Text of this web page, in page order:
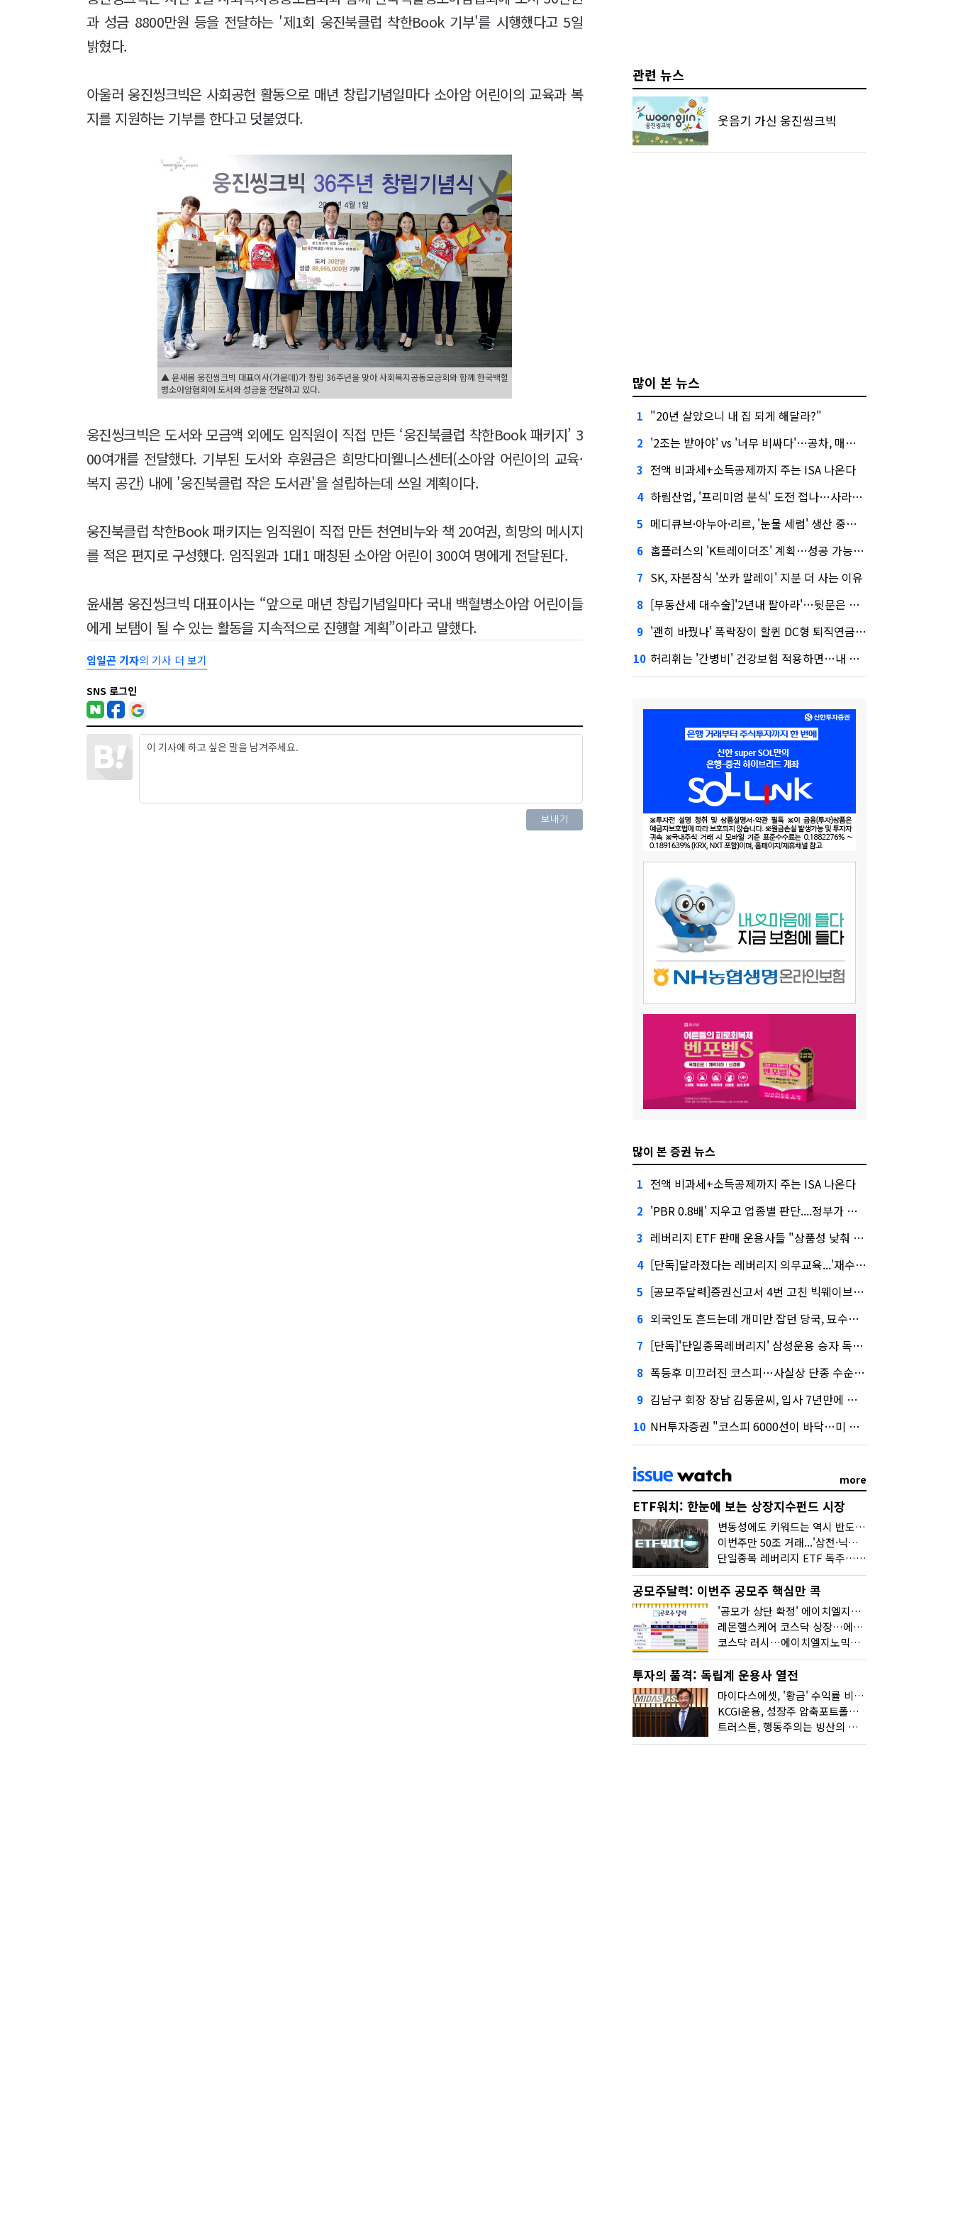
과 성금 8800만원 등을 전달하는 '제1회 웅진북클럽 착한Book 기부'를 시행했다고 5일
밝혔다.
아울러 웅진씽크빅은 사회공헌 활동으로 매년 창립기념일마다 소아암 어린이의 교육과 복
지를 지원하는 기부를 한다고 덧붙였다.
▲ 윤새봄 웅진씽크빅 대표이사(가운데)가 창립 36주년을 맞아 사회복지공동모금회와 함께 한국백혈
병소아암협회에 도서와 성금을 전달하고 있다.
웅진씽크빅은 도서와 모금액 외에도 임직원이 직접 만든 ‘웅진북클럽 착한Book 패키지’ 3
00여개를 전달했다. 기부된 도서와 후원금은 희망다미웰니스센터(소아암 어린이의 교육·
복지 공간) 내에 '웅진북클럽 작은 도서관'을 설립하는데 쓰일 계획이다.
웅진북클럽 착한Book 패키지는 임직원이 직접 만든 천연비누와 책 20여권, 희망의 메시지
를 적은 편지로 구성했다. 임직원과 1대1 매칭된 소아암 어린이 300여 명에게 전달된다.
윤새봄 웅진씽크빅 대표이사는 “앞으로 매년 창립기념일마다 국내 백혈병소아암 어린이들
에게 보탬이 될 수 있는 활동을 지속적으로 진행할 계획”이라고 말했다.
임일곤 기자의 기사 더 보기
SNS 로그인
관련 뉴스
웃음기 가신 웅진씽크빅
많이 본 뉴스
1 "20년 살았으니 내 집 되게 해달라?"
2 '2조는 받아야' vs '너무 비싸다'…공차, 매각 성공할까
3 전액 비과세+소득공제까지 주는 ISA 나온다
4 하림산업, '프리미엄 분식' 도전 접나…사라진 '멜팅피스'
5 메디큐브·아누아·리르, '눈물 세럼' 생산 중단한다
6 홈플러스의 'K트레이더조' 계획…성공 가능성은 '글쎄'
7 SK, 자본잠식 '쏘카 말레이' 지분 더 사는 이유
8 [부동산세 대수술]'2년내 팔아라'…뒷문은 열었다
9 '괜히 바꿨나' 폭락장이 할퀸 DC형 퇴직연금…전문가 조언은
10 허리휘는 '간병비' 건강보험 적용하면…내 간병보험은?
많이 본 증권 뉴스
1 전액 비과세+소득공제까지 주는 ISA 나온다
2 'PBR 0.8배' 지우고 업종별 판단....정부가 제시한 '주가 누르기' 방지법
3 레버리지 ETF 판매 운용사들 "상품성 낮춰 사라지게 해야"…일부 신중론도
4 [단독]달라졌다는 레버리지 의무교육...'재수강 건너뛰기' 허점
5 [공모주달력]증권신고서 4번 고친 빅웨이브로보틱스, 수요예측
6 외국인도 흔드는데 개미만 잡던 당국, 묘수는 과다호가부담금?
7 [단독]'단일종목레버리지' 삼성운용 승자 독식...운용수익 미래에셋의 6배
8 폭등후 미끄러진 코스피…사실상 단종 수순 밟는 '단종레'
9 김남구 회장 장남 김동윤씨, 입사 7년만에 한투증권 임원 승진
10 NH투자증권 "코스피 6000선이 바닥…미 금리 안정 후 추가 회복"
more
ETF워치: 한눈에 보는 상장지수펀드 시장
변동성에도 키워드는 역시 반도체…신상품은 우주·방산
이번주만 50조 거래...'삼전·닉스 레버리지' 수익률은 -30%
단일종목 레버리지 ETF 독주…'증시 블랙홀'
공모주달력: 이번주 공모주 핵심만 콕
'공모가 상단 확정' 에이치엘지노믹스 청약
레몬헬스케어 코스닥 상장…에이치엘지노믹스 수요예측
코스닥 러시…에이치엘지노믹스 수요예측·레메디 청약
투자의 품격: 독립계 운용사 열전
마이다스에셋, '황금' 수익률 비결은 '꾸준함'
KCGI운용, 성장주 압축포트폴리오로 새 길을 그리다
트러스톤, 행동주의는 빙산의 일각...진정한 힘은 '주식형 강자'